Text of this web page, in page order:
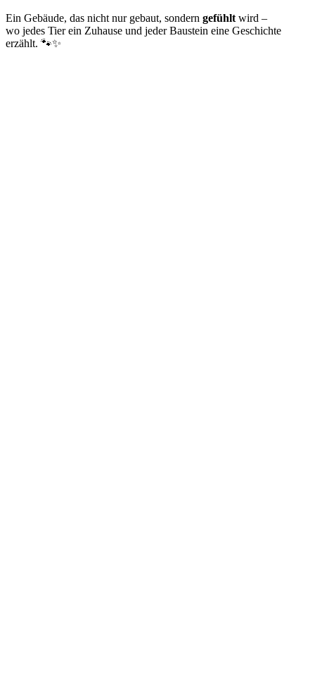
Ein Gebäude, das nicht nur gebaut, sondern gefühlt wird –
wo jedes Tier ein Zuhause und jeder Baustein eine Geschichte
erzählt. 🐾✨